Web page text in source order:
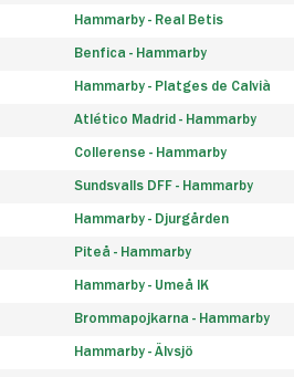
Hammarby - Real Betis
Benfica - Hammarby
Hammarby - Platges de Calvià
Atlético Madrid - Hammarby
Collerense - Hammarby
Sundsvalls DFF - Hammarby
Hammarby - Djurgården
Piteå - Hammarby
Hammarby - Umeå IK
Brommapojkarna - Hammarby
Hammarby - Älvsjö